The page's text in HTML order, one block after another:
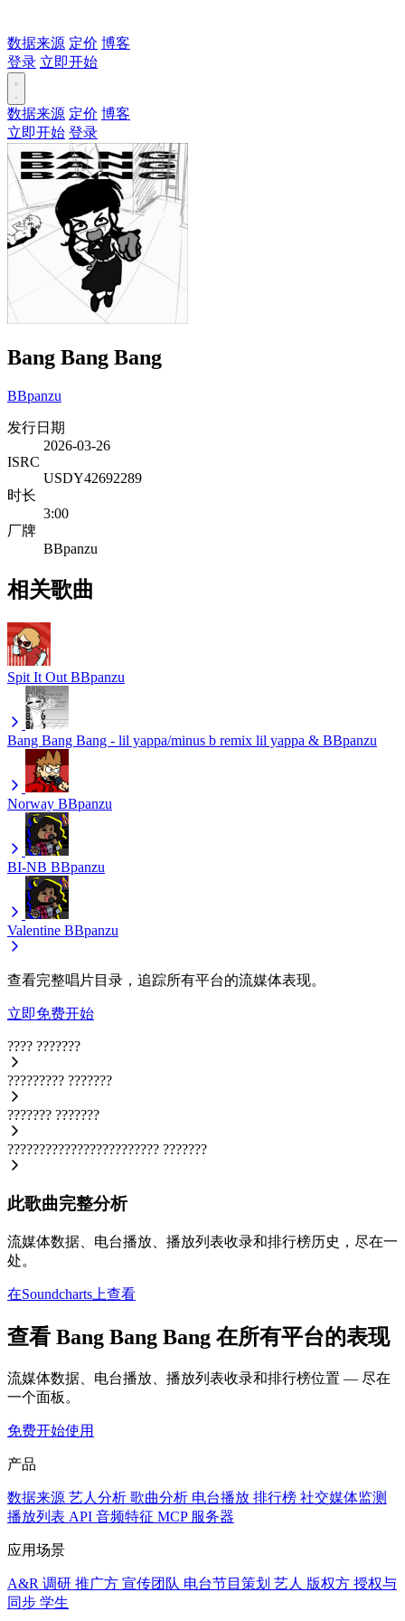
数据来源 定价 博客
登录 立即开始
数据来源 定价 博客
立即开始 登录
Bang Bang Bang
BBpanzu
发行日期
2026-03-26
ISRC
USDY42692289
时长
3:00
厂牌
BBpanzu
相关歌曲
Spit It Out BBpanzu
Bang Bang Bang - lil yappa/minus b remix lil yappa & BBpanzu
Norway BBpanzu
BI-NB BBpanzu
Valentine BBpanzu
查看完整唱片目录，追踪所有平台的流媒体表现。
立即免费开始
???? ???????
????????? ???????
??????? ???????
???????????????????????? ???????
此歌曲完整分析
流媒体数据、电台播放、播放列表收录和排行榜历史，尽在一
处。
在Soundcharts上查看
查看 Bang Bang Bang 在所有平台的表现
流媒体数据、电台播放、播放列表收录和排行榜位置 — 尽在
一个面板。
免费开始使用
产品
数据来源 艺人分析 歌曲分析 电台播放 排行榜 社交媒体监测
播放列表 API 音频特征 MCP 服务器
应用场景
A&R 调研 推广方 宣传团队 电台节目策划 艺人 版权方 授权与
同步 学生